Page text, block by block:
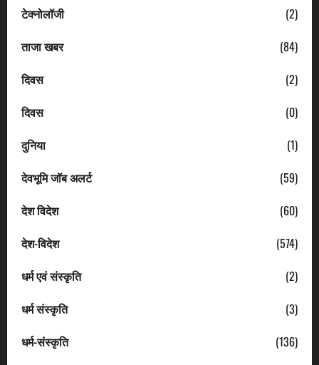
टेक्नोलॉजी
(2)
ताजा खबर
(84)
दिवस
(2)
दिवस
(0)
दुनिया
(1)
देवभूमि जॉब अलर्ट
(59)
देश विदेश
(60)
देश-विदेश
(574)
धर्म एवं संस्कृति
(2)
धर्म संस्कृति
(3)
धर्म-संस्कृति
(136)